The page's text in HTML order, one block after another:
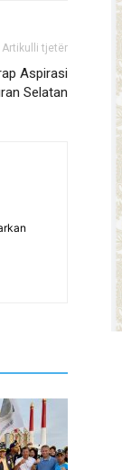
Artikulli tjetër
Aspirasi
Selatan